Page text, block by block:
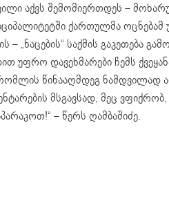
აქვს შემომიერთდეს –
ქართულმა ოცნებამ
„ნაცების“ საქმის გაკეთება
დავეხმარები ჩემს
წინააღმდეგ ნამდვილად
მსგავსად, მეც
– წერს ღამბაშიძე.